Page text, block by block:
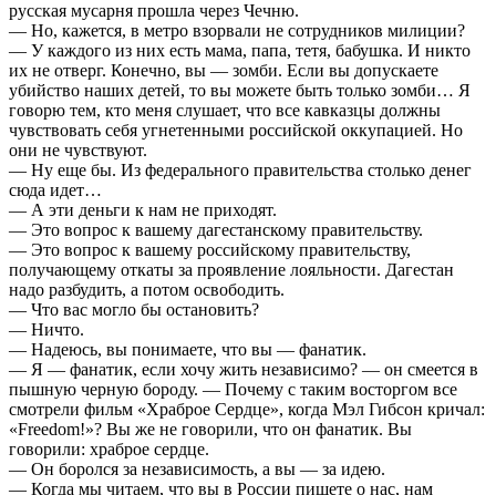
русская мусарня прошла через Чечню.
— Но, кажется, в метро взорвали не сотрудников милиции?
— У каждого из них есть мама, папа, тетя, бабушка. И никто
их не отверг. Конечно, вы — зомби. Если вы допускаете
убийство наших детей, то вы можете быть только зомби… Я
говорю тем, кто меня слушает, что все кавказцы должны
чувствовать себя угнетенными российской оккупацией. Но
они не чувствуют.
— Ну еще бы. Из федерального правительства столько денег
сюда идет…
— А эти деньги к нам не приходят.
— Это вопрос к вашему дагестанскому правительству.
— Это вопрос к вашему российскому правительству,
получающему откаты за проявление лояльности. Дагестан
надо разбудить, а потом освободить.
— Что вас могло бы остановить?
— Ничто.
— Надеюсь, вы понимаете, что вы — фанатик.
— Я — фанатик, если хочу жить независимо? — он смеется в
пышную черную бороду. — Почему с таким восторгом все
смотрели фильм «Храброе Сердце», когда Мэл Гибсон кричал:
«Freedom!»? Вы же не говорили, что он фанатик. Вы
говорили: храброе сердце.
— Он боролся за независимость, а вы — за идею.
— Когда мы читаем, что вы в России пишете о нас, нам